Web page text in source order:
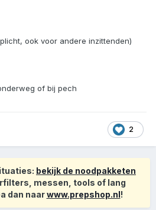
ook voor andere inzittenden)
of bij pech
2
bekijk de noodpakketen
messen, tools of lang
dan naarwww.prepshop.nl!